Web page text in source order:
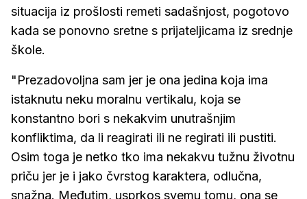
situacija iz prošlosti remeti sadašnjost, pogotovo
kada se ponovno sretne s prijateljicama iz srednje
škole.
"Prezadovoljna sam jer je ona jedina koja ima
istaknutu neku moralnu vertikalu, koja se
konstantno bori s nekakvim unutrašnjim
konfliktima, da li reagirati ili ne regirati ili pustiti.
Osim toga je netko tko ima nekakvu tužnu životnu
priču jer je i jako čvrstog karaktera, odlučna,
snažna. Međutim, usprkos svemu tomu, ona se